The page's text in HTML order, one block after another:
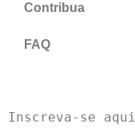
Contribua
FAQ
Inscreva-se